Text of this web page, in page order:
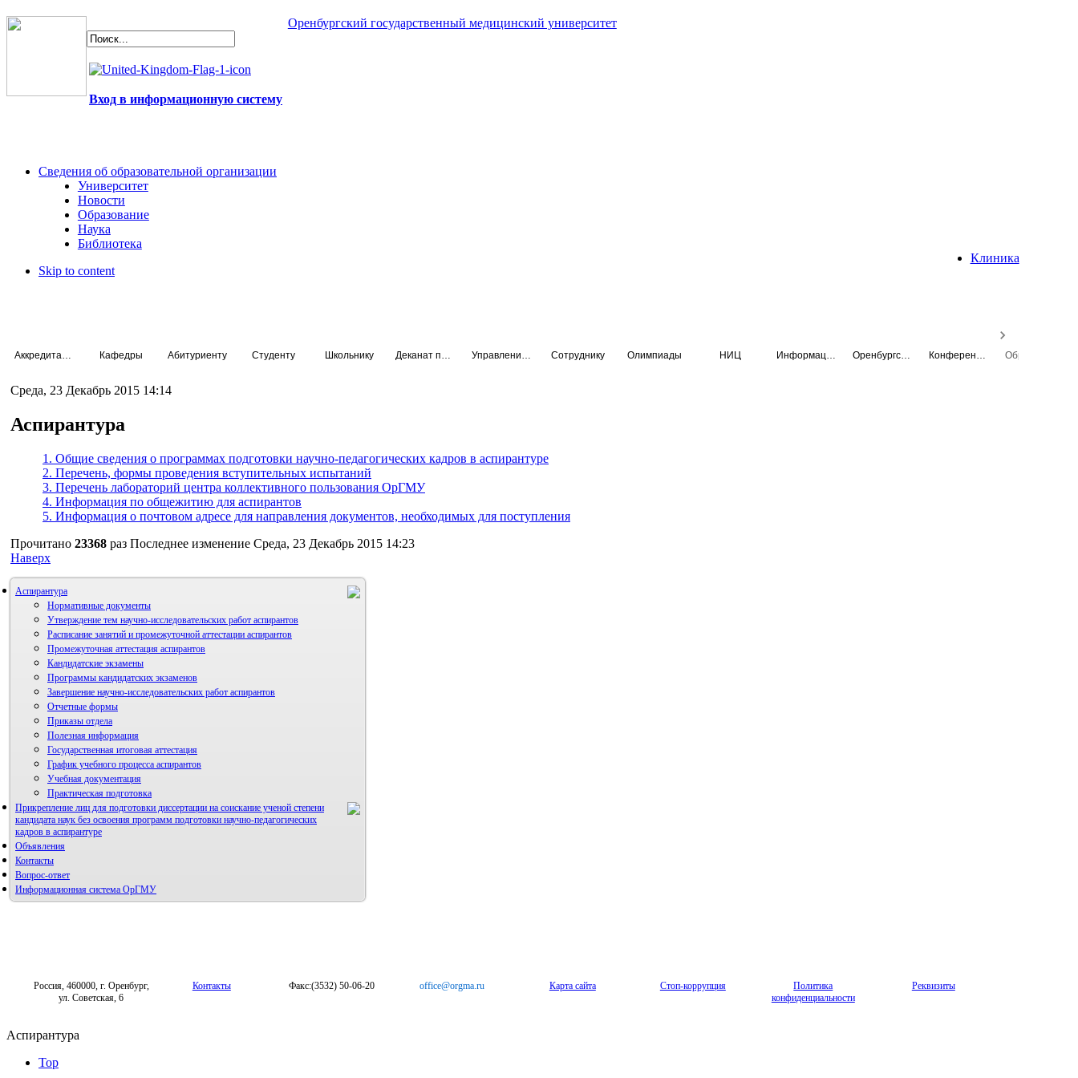
Оренбургский государственный медицинский университет
Вход в информационную систему
Сведения об образовательной организации
Университет
Новости
Образование
Наука
Библиотека
Клиника
Skip to content
Кафедры Абитуриенту Студенту Школьнику Сотруднику Олимпиады НИЦ
Среда, 23 Декабрь 2015 14:14
Аспирантура
1. Общие сведения о программах подготовки научно-педагогических кадров в аспирантуре
2. Перечень, формы проведения вступительных испытаний
3. Перечень лабораторий центра коллективного пользования ОрГМУ
4. Информация по общежитию для аспирантов
5. Информация о почтовом адресе для направления документов, необходимых для поступления
Прочитано 23368 раз Последнее изменение Среда, 23 Декабрь 2015 14:23
Наверх
Аспирантура
Нормативные документы
Утверждение тем научно-исследовательских работ аспирантов
Расписание занятий и промежуточной аттестации аспирантов
Промежуточная аттестация аспирантов
Кандидатские экзамены
Программы кандидатских экзаменов
Завершение научно-исследовательских работ аспирантов
Отчетные формы
Приказы отдела
Полезная информация
Государственная итоговая аттестация
График учебного процесса аспирантов
Учебная документация
Практическая подготовка
Прикрепление лиц для подготовки диссертации на соискание ученой степени
кандидата наук без освоения программ подготовки научно-педагогических
кадров в аспирантуре
Объявления
Контакты
Вопрос-ответ
Информационная система ОрГМУ
Россия, 460000, г. Оренбург,
ул. Советская, 6
Контакты Факс:(3532) 50-06-20 office@orgma.ru Карта сайта Стоп-коррупция
Политика
конфиденциальности
Реквизиты
Аспирантура
Top